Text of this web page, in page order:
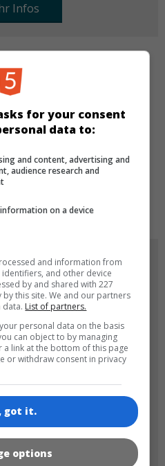
Infos
ICONS
120x120
for your consent
data to:
and content, advertising and
audience research and
on a device
and information from
and other device
by and shared with 227
this site. We and our partners
data. List of partners.
personal data on the basis
can object to by managing
link at the bottom of this page
or withdraw consent in privacy
got it.
options